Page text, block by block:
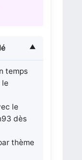
temps
le
le
dès
thème